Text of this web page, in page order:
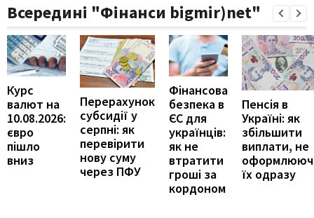
Всередині "Фінанси bigmir)net"
Курс
валют на
10.08.2026:
євро
пішло
вниз
Перерахунок
субсидії у
серпні: як
перевірити
нову суму
через ПФУ
Фінансова
безпека в
ЄС для
українців:
як не
втратити
гроші за
кордоном
Пенсія в
Україні: як
збільшити
виплати, не
їх одразу